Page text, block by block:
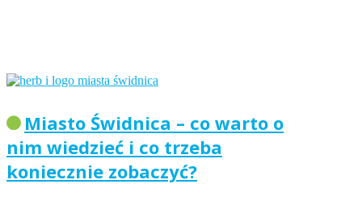
Miasto Świdnica – co warto o
nim wiedzieć i co trzeba
koniecznie zobaczyć?